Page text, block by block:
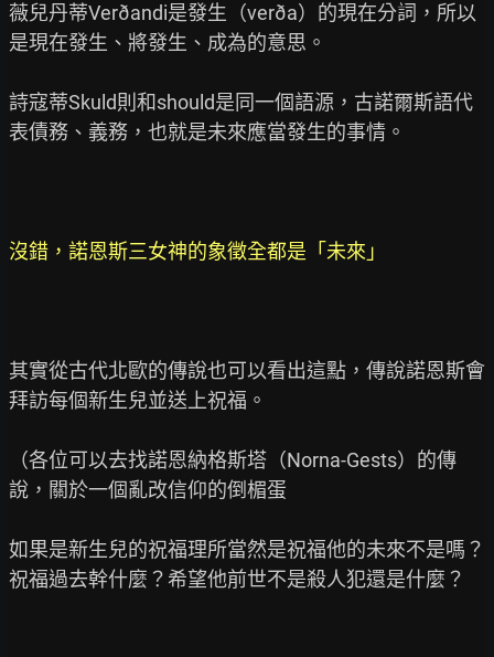
薇兒丹蒂Verðandi是發生（verða）的現在分詞，所以
是現在發生、將發生、成為的意思。
詩寇蒂Skuld則和should是同一個語源，古諾爾斯語代
表債務、義務，也就是未來應當發生的事情。
沒錯，諾恩斯三女神的象徵全都是「未來」
其實從古代北歐的傳說也可以看出這點，傳說諾恩斯會
拜訪每個新生兒並送上祝福。
（各位可以去找諾恩納格斯塔（Norna-Gests）的傳
說，關於一個亂改信仰的倒楣蛋
如果是新生兒的祝福理所當然是祝福他的未來不是嗎？
祝福過去幹什麼？希望他前世不是殺人犯還是什麼？